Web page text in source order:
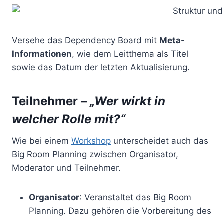
Versehe das Dependency Board mit Meta-
Informationen, wie dem Leitthema als Titel
sowie das Datum der letzten Aktualisierung.
Teilnehmer – „Wer wirkt in
welcher Rolle mit?“
Wie bei einem Workshop unterscheidet auch das
Big Room Planning zwischen Organisator,
Moderator und Teilnehmer.
Organisator: Veranstaltet das Big Room
Planning. Dazu gehören die Vorbereitung des